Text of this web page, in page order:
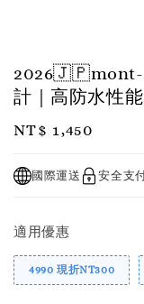
2026🇯🇵mont-
計｜高防水性
Regular
NT$ 1,450
國際運送 安全支
適用優惠
4990 現折NT300